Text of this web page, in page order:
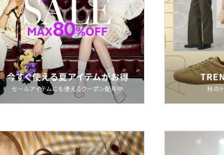
ツ・フォーマル
・スイムグッズ
・浴衣・和装小物
スメイク